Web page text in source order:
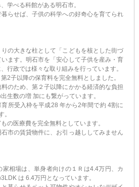
学べる科館がある明石市。
らせば、子供の科学への好奇心を育てられ
の大きな柱として「こどもを核とした街づ
ます。明石市を「安心して子供を産み・育
行政では様々な取り組みを行っています。
2子以降の保育料を完全無料としました。
のため、第２子以降にかかる経済的な負担
生数の増 加にも繋がっています。
所受入枠を平成28 年から2年間で約 4割に
。
の医療費を完全無料としています。
市の賃貸物件に、お引っ越ししてみません
相場は、単身者向けの１Ｒは4.4万円、カ
は 6.4万円となっています。